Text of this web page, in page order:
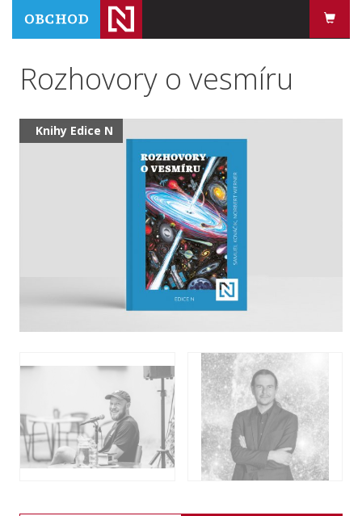
Rozhovory o vesmíru
Knihy Edice N